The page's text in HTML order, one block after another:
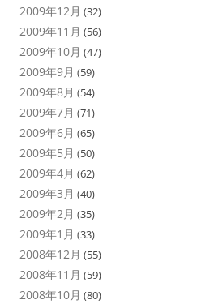
2009年12月 (32)
2009年11月 (56)
2009年10月 (47)
2009年9月 (59)
2009年8月 (54)
2009年7月 (71)
2009年6月 (65)
2009年5月 (50)
2009年4月 (62)
2009年3月 (40)
2009年2月 (35)
2009年1月 (33)
2008年12月 (55)
2008年11月 (59)
2008年10月 (80)